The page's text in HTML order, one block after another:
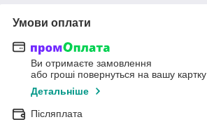
Умови оплати
Ви отримаєте замовлення
або гроші повернуться на вашу картку
Детальніше
Післяплата